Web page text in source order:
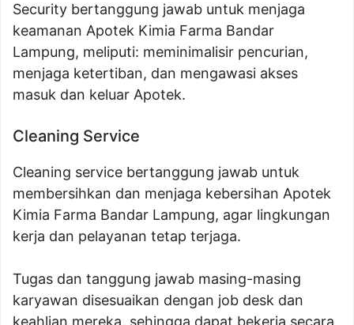
Security bertanggung jawab untuk menjaga
keamanan Apotek Kimia Farma Bandar
Lampung, meliputi: meminimalisir pencurian,
menjaga ketertiban, dan mengawasi akses
masuk dan keluar Apotek.
Cleaning Service
Cleaning service bertanggung jawab untuk
membersihkan dan menjaga kebersihan Apotek
Kimia Farma Bandar Lampung, agar lingkungan
kerja dan pelayanan tetap terjaga.
Tugas dan tanggung jawab masing-masing
karyawan disesuaikan dengan job desk dan
keahlian mereka, sehingga dapat bekerja secara